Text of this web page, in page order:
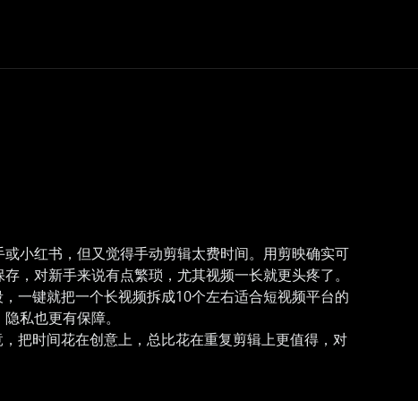
小红书，但又觉得手动剪辑太费时间。用剪映确实可
对新手来说有点繁琐，尤其视频一长就更头疼了。
一键就把一个长视频拆成10个左右适合短视频平台的
私也更有保障。
把时间花在创意上，总比花在重复剪辑上更值得，对